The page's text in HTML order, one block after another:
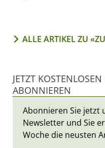
ALLE ARTIKEL ZU
JETZT
ABONNIEREN
Abonnieren Sie jetzt
Newsletter und Sie
Woche die neusten